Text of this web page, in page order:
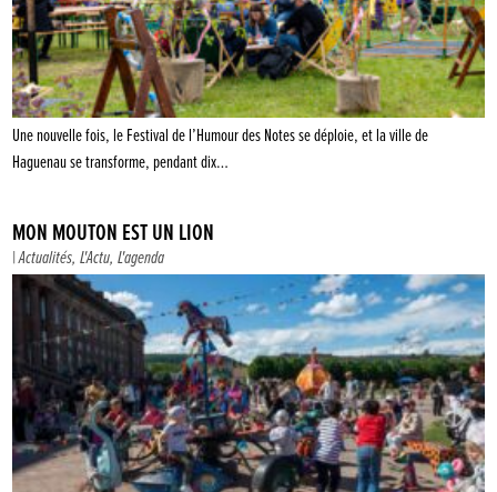
Une nouvelle fois, le Festival de l’Humour des Notes se déploie, et la ville de
Haguenau se transforme, pendant dix…
MON MOUTON EST UN LION
|Actualités,L'Actu,L'agenda